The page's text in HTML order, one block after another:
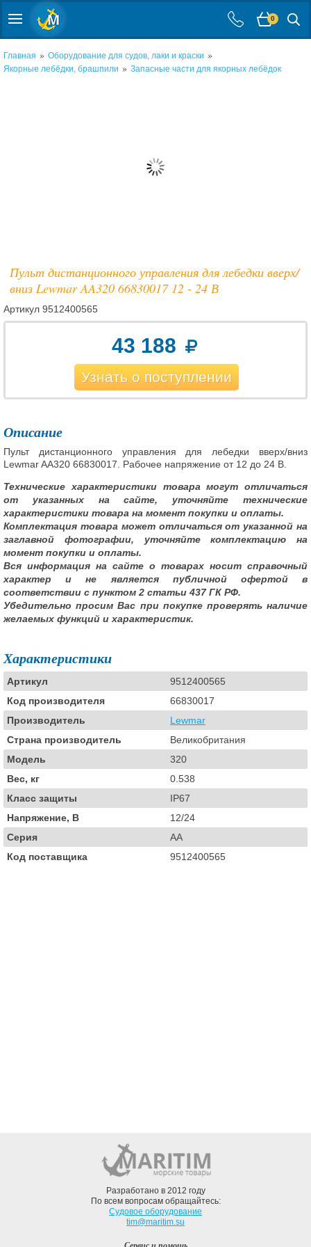
0
Главная » Оборудование для судов, лаки и краски »
Якорные лебёдки, брашпили » Запасные части для якорных лебёдок
Пульт дистанционного управления для лебедки вверх/
вниз Lewmar AA320 66830017 12 - 24 В
Артикул 9512400565
43 188
Узнать о поступлении
Описание
Пульт дистанционного управления для лебедки вверх/вниз
Lewmar AA320 66830017. Рабочее напряжение от 12 до 24 В.
Технические характеристики товара могут отличаться
от указанных на сайте, уточняйте технические
характеристики товара на момент покупки и оплаты.
Комплектация товара может отличаться от указанной на
заглавной фотографии, уточняйте комплектацию на
момент покупки и оплаты.
Вся информация на сайте о товарах носит справочный
характер и не является публичной офертой в
соответствии с пунктом 2 статьи 437 ГК РФ.
Убедительно просим Вас при покупке проверять наличие
желаемых функций и характеристик.
Характеристики
Артикул
9512400565
Код производителя
66830017
Производитель
Lewmar
Страна производитель
Великобритания
Модель
320
Вес, кг
0.538
Класс защиты
IP67
Напряжение, В
12/24
Серия
AA
Код поставщика
9512400565
Разработано в 2012 году
По всем вопросам обращайтесь:
Судовое оборудование
tim@maritim.su